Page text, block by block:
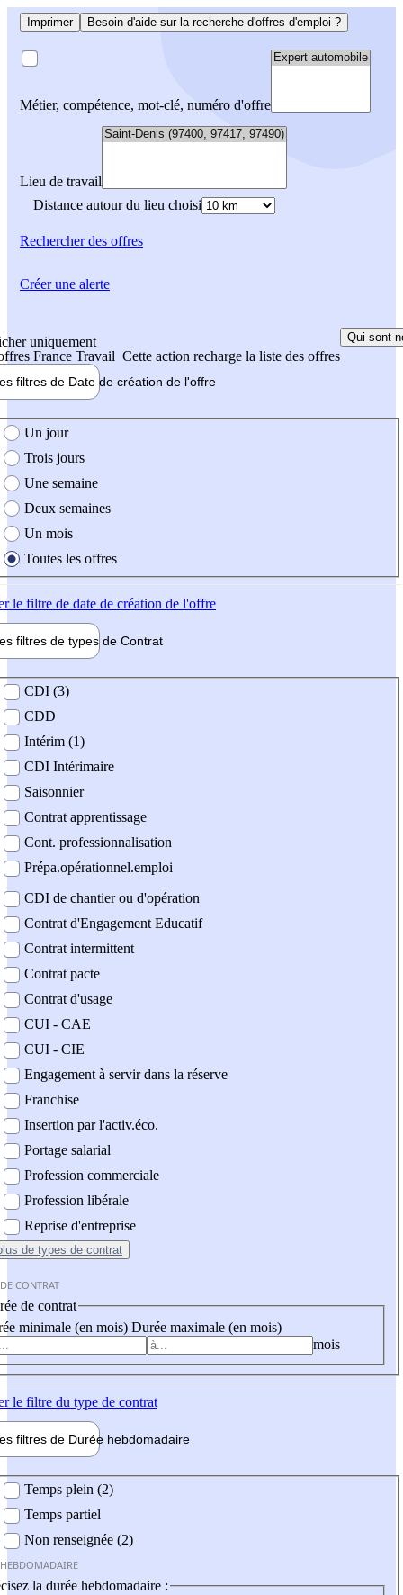
Imprimer Besoin d'aide sur la recherche d'offres d'emploi ?
Métier, compétence, mot-clé, numéro d'offre
Lieu de travail
Distance autour du lieu choisi
Rechercherdes offres
uniquement
France Travail Cette action recharge la liste des offres
Qui sont
filtres de Date de création de l'offre
création de l'offre
Un jour
Trois jours
Une semaine
Deux semaines
Un mois
Toutes les offres
le filtre de date de création de l'offre
filtres de types de Contrat
contrat
CDI (3)
CDD
Intérim (1)
CDI Intérimaire
Saisonnier
Contrat apprentissage
Cont. professionnalisation
Prépa.opérationnel.emploi
CDI de chantier ou d'opération
Contrat d'Engagement Educatif
Contrat intermittent
Contrat pacte
Contrat d'usage
CUI - CAE
CUI - CIE
Engagement à servir dans la réserve
Franchise
Insertion par l'activ.éco.
Portage salarial
Profession commerciale
Profession libérale
Reprise d'entreprise
de types de contrat
CONTRAT
de contrat
minimale (en mois) Durée maximale (en mois)
mois
le filtre du type de contrat
filtres de Durée hebdomadaire
Temps plein (2)
Temps partiel
Non renseignée (2)
la durée hebdomadaire :
Créer une alerte